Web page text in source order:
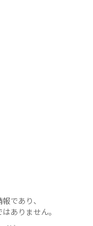
であり、
ありません。